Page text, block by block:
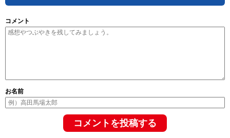
コメント
お名前